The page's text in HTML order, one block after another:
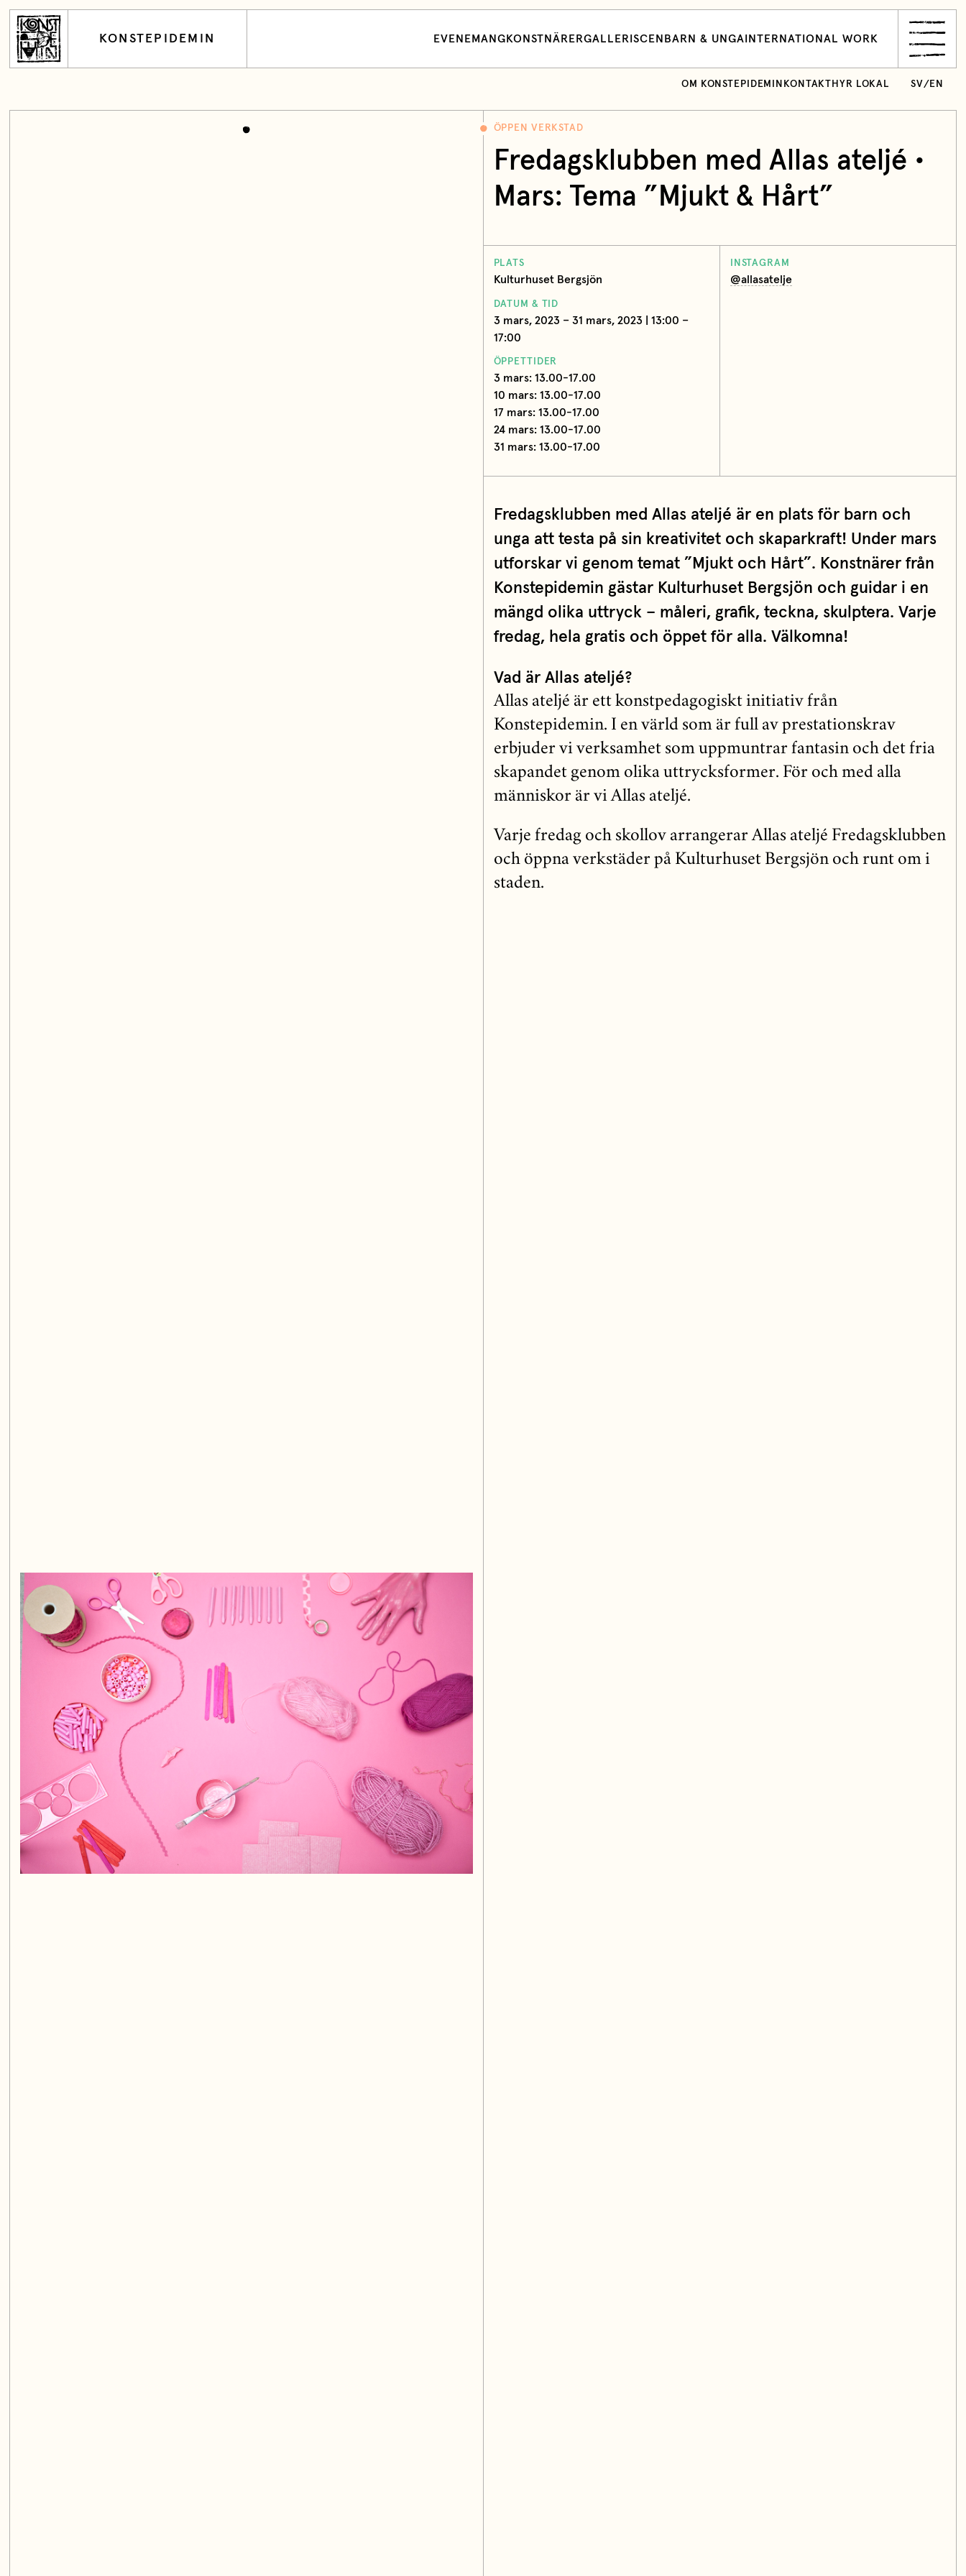
KONSTEPIDEMIN EVENEMANG KONSTNÄRERGALLERI SCEN BARN & UNGA INTERNATIONAL WORK
OM KONSTEPIDEMIN KONTAKT HYR LOKAL SV/ EN
ÖPPEN VERKSTAD
Fredagsklubben med Allas ateljé •
Mars: Tema ”Mjukt & Hårt”
PLATS
Kulturhuset Bergsjön
DATUM & TID
3 mars, 2023 – 31 mars, 2023 | 13:00 –
17:00
ÖPPETTIDER
3 mars: 13.00-17.00
10 mars: 13.00-17.00
17 mars: 13.00-17.00
24 mars: 13.00-17.00
31 mars: 13.00-17.00
INSTAGRAM
@allasatelje
Fredagsklubben med Allas ateljé är en plats för barn och
unga att testa på sin kreativitet och skaparkraft! Under mars
utforskar vi genom temat ”Mjukt och Hårt”. Konstnärer från
Konstepidemin gästar Kulturhuset Bergsjön och guidar i en
mängd olika uttryck – måleri, grafik, teckna, skulptera. Varje
fredag, hela gratis och öppet för alla. Välkomna!
Vad är Allas ateljé?
Allas ateljé är ett konstpedagogiskt initiativ från
Konstepidemin. I en värld som är full av prestationskrav
erbjuder vi verksamhet som uppmuntrar fantasin och det fria
skapandet genom olika uttrycksformer. För och med alla
människor är vi Allas ateljé.
Varje fredag och skollov arrangerar Allas ateljé Fredagsklubben
och öppna verkstäder på Kulturhuset Bergsjön och runt om i
staden.